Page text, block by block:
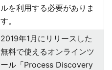
ルを利用する必要がありま
す。
2019年1月にリリースした
無料で使えるオンラインツ
ール「Process Discovery